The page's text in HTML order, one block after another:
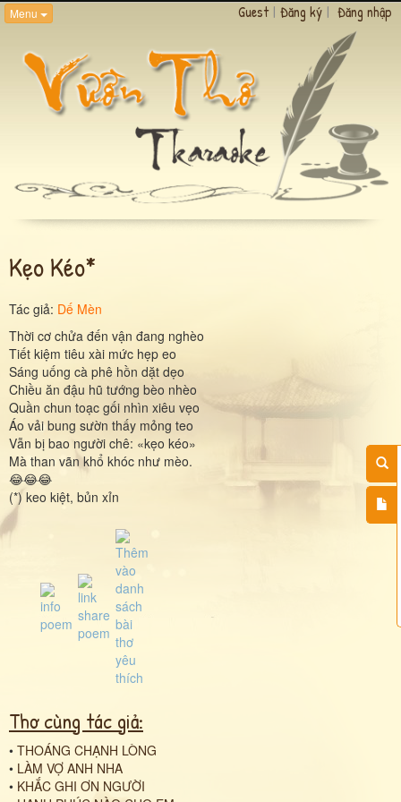
Menu Guest | Đăng ký | Đăng nhập
Kẹo Kéo*
Tác giả: Dế Mèn
Thời cơ chửa đến vận đang nghèo
Tiết kiệm tiêu xài mức hẹp eo
Sáng uống cà phê hồn dặt dẹo
Chiều ăn đậu hũ tướng bèo nhèo
Quần chun toạc gối nhìn xiêu vẹo
Áo vải bung sườn thấy mỏng teo
Vẫn bị bao người chê: «kẹo kéo»
Mà than vãn khổ khóc như mèo.
😂😂😂
(*) keo kiệt, bủn xỉn
Thơ cùng tác giả:
• THOÁNG CHẠNH LÒNG
• LÀM VỢ ANH NHA
• KHẮC GHI ƠN NGƯỜI